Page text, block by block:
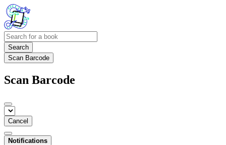
Search
Scan Barcode
Scan Barcode
Cancel
Notifications